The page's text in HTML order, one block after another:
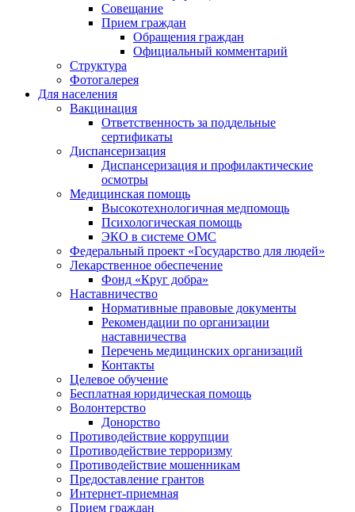
Совещание
Прием граждан
Обращения граждан
Официальный комментарий
Структура
Фотогалерея
Для населения
Вакцинация
Ответственность за поддельные
сертификаты
Диспансеризация
Диспансеризация и профилактические
осмотры
Медицинская помощь
Высокотехнологичная медпомощь
Психологическая помощь
ЭКО в системе ОМС
Федеральный проект «Государство для людей»
Лекарственное обеспечение
Фонд «Круг добра»
Наставничество
Нормативные правовые документы
Рекомендации по организации
наставничества
Перечень медицинских организаций
Контакты
Целевое обучение
Бесплатная юридическая помощь
Волонтерство
Донорство
Противодействие коррупции
Противодействие терроризму
Противодействие мошенникам
Предоставление грантов
Интернет-приемная
Прием граждан